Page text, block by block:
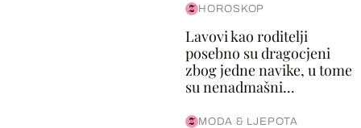
HOROSKOP
Lavovi kao roditelji
posebno su dragocjeni
zbog jedne navike, u tome
su nenadmašni...
MODA & LJEPOTA